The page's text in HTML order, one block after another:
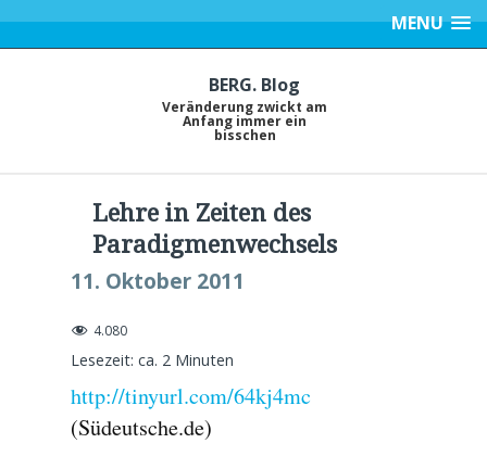
MENU
BERG. Blog
Veränderung zwickt am
Anfang immer ein
bisschen
Lehre in Zeiten des
Paradigmenwechsels
11. Oktober 2011
4.080
Lesezeit: ca. 2 Minuten
http://tinyurl.com/64kj4mc
(Südeutsche.de)